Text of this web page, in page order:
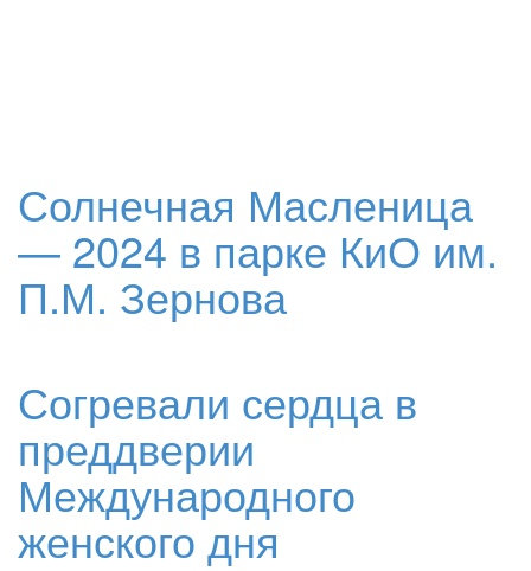
Солнечная Масленица
— 2024 в парке КиО им.
П.М. Зернова
Согревали сердца в
преддверии
Международного
женского дня